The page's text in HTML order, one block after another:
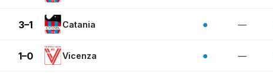
3–1 Catania ● —
1–0 Vicenza ● —